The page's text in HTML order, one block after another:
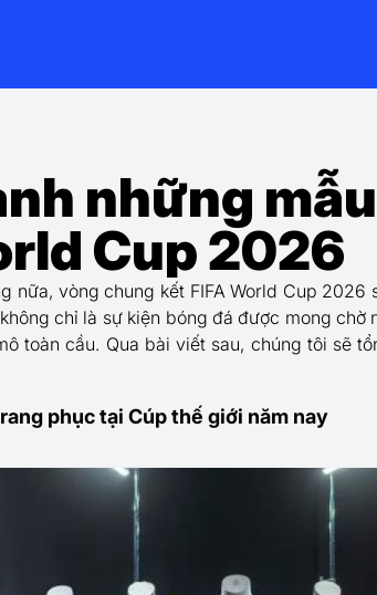
những
Cup 2026
nữa, vòng chung kết FIFA World Cup
chỉ là sự kiện bóng đá được mong chờ
toàn cầu. Qua bài viết sau, chúng tôi sẽ
phục tại Cúp thế giới năm nay